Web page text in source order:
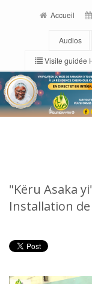
Accueil
Audios
Visite guidée
"Këru Asaka
Installation